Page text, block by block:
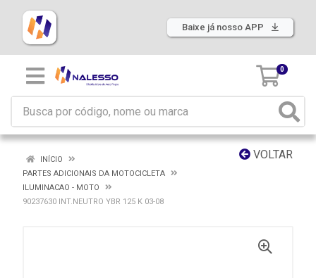
Baixe já nosso APP
0
VOLTAR
INÍCIO
PARTES ADICIONAIS DA MOTOCICLETA
ILUMINACAO - MOTO
90237630 INT.NEUTRO YBR 125 K 03-08